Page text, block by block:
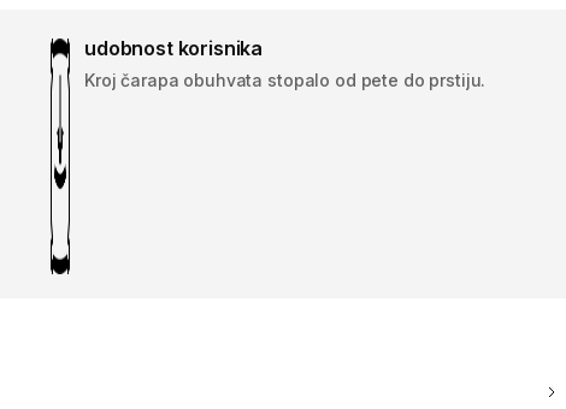
udobnost korisnika
Kroj čarapa obuhvata stopalo od pete do prstiju.